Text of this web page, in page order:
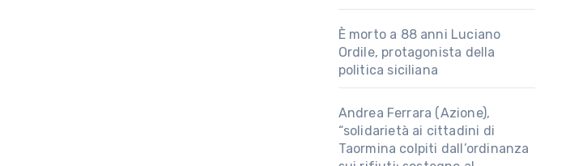
È morto a 88 anni Luciano
Ordile, protagonista della
politica siciliana
Andrea Ferrara (Azione),
“solidarietà ai cittadini di
Taormina colpiti dall’ordinanza